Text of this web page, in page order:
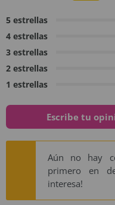
5 estrellas
4 estrellas
3 estrellas
2 estrellas
1 estrellas
Escribe tu
Aún no hay
primero en
interesa!